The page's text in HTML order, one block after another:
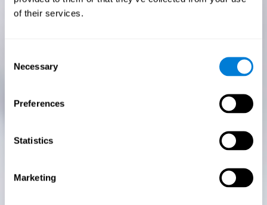
of their services.
Selection
Necessary
Preferences
Statistics
Marketing